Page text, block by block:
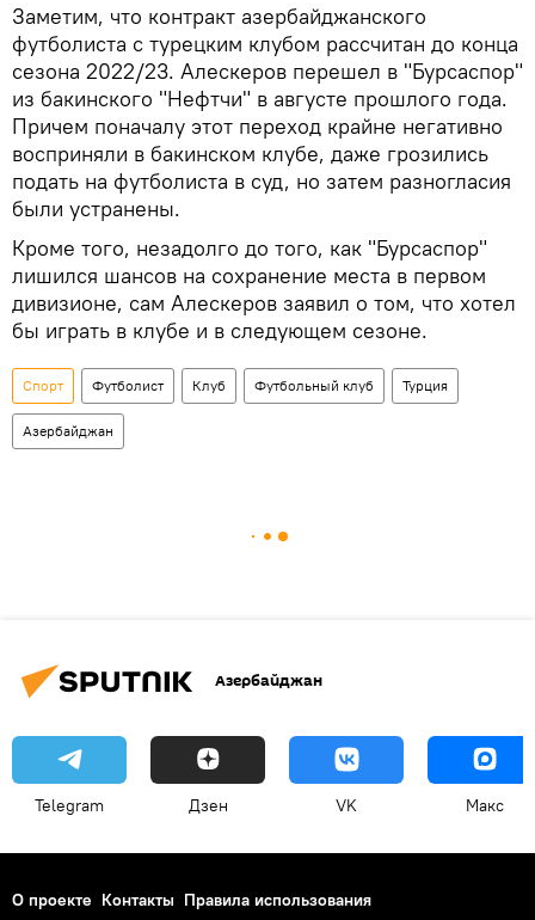
Заметим, что контракт азербайджанского
футболиста с турецким клубом рассчитан до конца
сезона 2022/23. Алескеров перешел в "Бурсаспор"
из бакинского "Нефтчи" в августе прошлого года.
Причем поначалу этот переход крайне негативно
восприняли в бакинском клубе, даже грозились
подать на футболиста в суд, но затем разногласия
были устранены.
Кроме того, незадолго до того, как "Бурсаспор"
лишился шансов на сохранение места в первом
дивизионе, сам Алескеров заявил о том, что хотел
бы играть в клубе и в следующем сезоне.
Спорт Футболист Клуб Футбольный клуб Турция
Азербайджан
Азербайджан
Telegram Дзен VK Макс
О проекте Контакты Правила использования